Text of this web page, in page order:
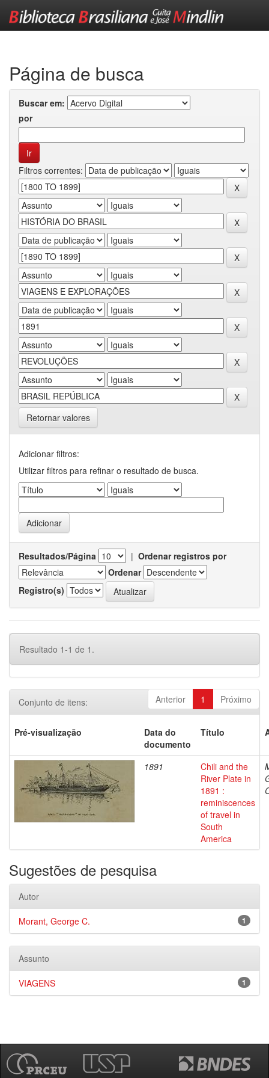
Página de busca
Buscar em:
por
Filtros correntes:
Retornar valores
Adicionar filtros:
Utilizar filtros para refinar o resultado de busca.
Resultados/Página | Ordenar registros por
Ordenar
Registro(s)
Resultado 1-1 de 1.
Anterior 1 Próximo
Conjunto de itens:
Pré-visualização
Data do
documento
Título
1891
Chili and the
River Plate in
1891 :
reminiscences
of travel in
South
America
Sugestões de pesquisa
Autor
1
Morant, George C.
Assunto
1
VIAGENS